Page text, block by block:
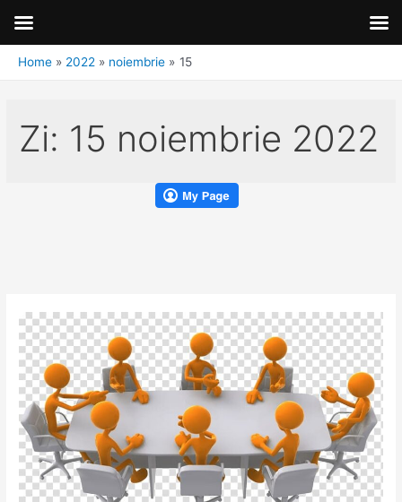
Home 2022 noiembrie 15
Zi: 15 noiembrie 2022